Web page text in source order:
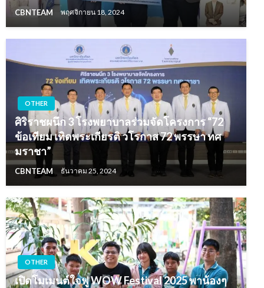
CBNTEAM พฤศจิกายน 18, 2024
OTHER
ศิริราชผนึก 3 โรงพยาบาลร่วมจัดโครงการ “72
ข้อเทียม เทิดพระเกียรติ วโรกาส 72 พรรษา ทศ
มราชา”
CBNTEAM ธันวาคม 25, 2024
OTHER
เปิดโมเมนต์ใจฟู WOW Festival 2025 พาน้องๆ